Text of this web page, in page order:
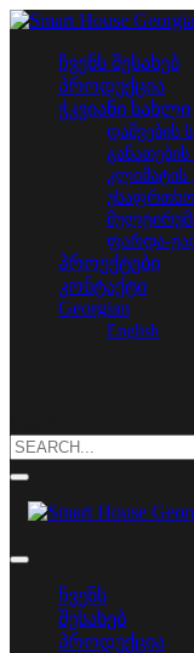
ჩვენს შესახებ
პროდუქცია
ჭკვიანი სახლი
დაშვების
ფარდა-
პროექტები
კონტაქტი
Georgian
English
ჩვენს
შესახებ
პროდუქცია